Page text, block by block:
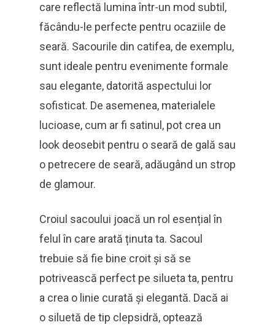
care reflectă lumina într-un mod subtil,
făcându-le perfecte pentru ocaziile de
seară. Sacourile din catifea, de exemplu,
sunt ideale pentru evenimente formale
sau elegante, datorită aspectului lor
sofisticat. De asemenea, materialele
lucioase, cum ar fi satinul, pot crea un
look deosebit pentru o seară de gală sau
o petrecere de seară, adăugând un strop
de glamour.
Croiul sacoului joacă un rol esențial în
felul în care arată ținuta ta. Sacoul
trebuie să fie bine croit și să se
potrivească perfect pe silueta ta, pentru
a crea o linie curată și elegantă. Dacă ai
o siluetă de tip clepsidră, optează